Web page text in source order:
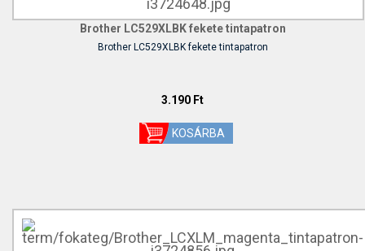
Brother LC529XLBK fekete tintapatron
Brother LC529XLBK fekete tintapatron
3.190 Ft